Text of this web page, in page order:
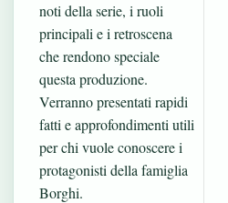
noti della serie, i ruoli
principali e i retroscena
che rendono speciale
questa produzione.
Verranno presentati rapidi
fatti e approfondimenti utili
per chi vuole conoscere i
protagonisti della famiglia
Borghi.